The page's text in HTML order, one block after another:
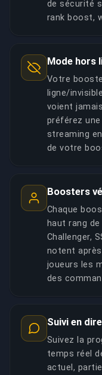
de sécurité
rank boost,
Mode hors
Votre
ligne/
voient
préférez
streaming
de votre
Boosters
Chaque
haut rang
Challenger,
notent
joueurs les
des
Suivi en
Suivez la
temps réel
actuel,